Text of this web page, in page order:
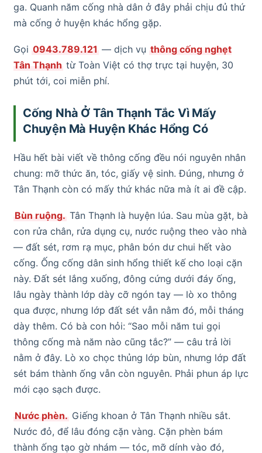
ga. Quanh năm cống nhà dân ở đây phải chịu đủ thứ
mà cống ở huyện khác hổng gặp.
Gọi 0943.789.121 — dịch vụ thông cống nghẹt
Tân Thạnh từ Toàn Việt có thợ trực tại huyện, 30
phút tới, coi miễn phí.
Cống Nhà Ở Tân Thạnh Tắc Vì Mấy
Chuyện Mà Huyện Khác Hổng Có
Hầu hết bài viết về thông cống đều nói nguyên nhân
chung: mỡ thức ăn, tóc, giấy vệ sinh. Đúng, nhưng ở
Tân Thạnh còn có mấy thứ khác nữa mà ít ai đề cập.
Bùn ruộng. Tân Thạnh là huyện lúa. Sau mùa gặt, bà
con rửa chân, rửa dụng cụ, nước ruộng theo vào nhà
— đất sét, rơm rạ mục, phân bón dư chui hết vào
cống. Ống cống dân sinh hổng thiết kế cho loại cặn
này. Đất sét lắng xuống, đông cứng dưới đáy ống,
lâu ngày thành lớp dày cỡ ngón tay — lò xo thông
qua được, nhưng lớp đất sét vẫn nằm đó, mỗi tháng
dày thêm. Có bà con hỏi: “Sao mỗi năm tui gọi
thông cống mà năm nào cũng tắc?” — câu trả lời
nằm ở đây. Lò xo chọc thủng lớp bùn, nhưng lớp đất
sét bám thành ống vẫn còn nguyên. Phải phun áp lực
mới cạo sạch được.
Nước phèn. Giếng khoan ở Tân Thạnh nhiều sắt.
Nước đỏ, để lâu đóng cặn vàng. Cặn phèn bám
thành ống tạo gờ nhám — tóc, mỡ dính vào đó,